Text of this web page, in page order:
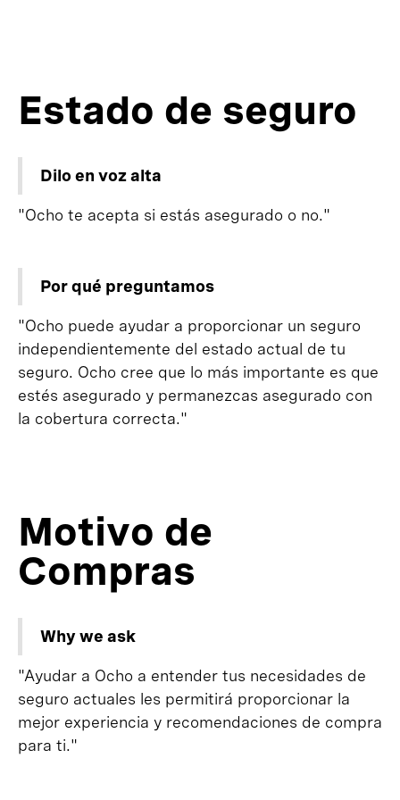
Estado de seguro
Dilo en voz alta
"Ocho te acepta si estás asegurado o no."
Por qué preguntamos
"Ocho puede ayudar a proporcionar un seguro
independientemente del estado actual de tu
seguro. Ocho cree que lo más importante es que
estés asegurado y permanezcas asegurado con
la cobertura correcta."
Motivo de
Compras
Why we ask
"Ayudar a Ocho a entender tus necesidades de
seguro actuales les permitirá proporcionar la
mejor experiencia y recomendaciones de compra
para ti."